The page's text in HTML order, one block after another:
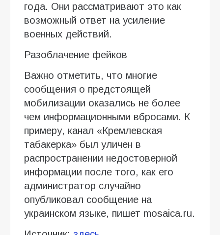
года. Они рассматривают это как
возможный ответ на усиление
военных действий.
Разоблачение фейков
Важно отметить, что многие
сообщения о предстоящей
мобилизации оказались не более
чем информационными вбросами. К
примеру, канал «Кремлевская
табакерка» был уличен в
распространении недостоверной
информации после того, как его
администратор случайно
опубликовал сообщение на
украинском языке, пишет mosaica.ru.